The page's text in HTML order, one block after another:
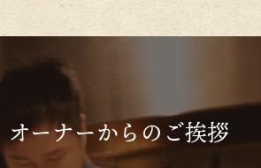
オーナーからのご挨拶